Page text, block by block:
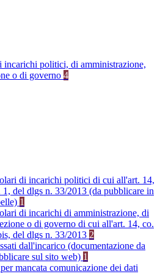
incarichi politici, di amministrazione,
o di governo 4
di incarichi politici di cui all'art. 14,
1, del dlgs n. 33/2013 (da pubblicare in
1
di incarichi di amministrazione, di
o di governo di cui all'art. 14, co.
del dlgs n. 33/2013 2
dall'incarico (documentazione da
sul sito web) 1
mancata comunicazione dei dati